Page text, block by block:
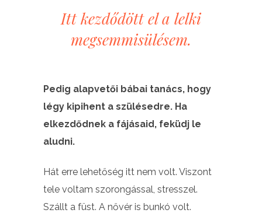
Itt kezdődött el a lelki
megsemmisülésem.
Pedig alapvetői bábai tanács, hogy
légy kipihent a szülésedre. Ha
elkezdődnek a fájásaid, feküdj le
aludni.
Hát erre lehetőség itt nem volt. Viszont
tele voltam szorongással, stresszel.
Szállt a füst. A nővér is bunkó volt.